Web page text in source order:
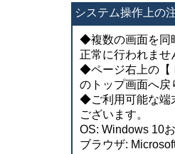
システム操作上の
◆複数の画面を同
正常に行われま
◆ページ右上の【
のトップ画面へ戻
◆ご利用可能な端
ございます。
OS: Windows 10
ブラウザ: